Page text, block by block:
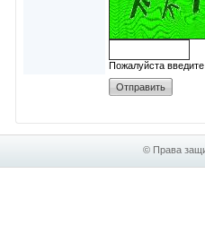
Пожалуйста
© Права